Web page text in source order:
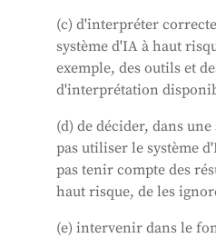
(c) d'interpréter
système d'IA à haut
exemple, des outils et
d'interprétation
(d) de décider, dans
pas utiliser le système
pas tenir compte des
haut risque, de les
(e) intervenir dans le